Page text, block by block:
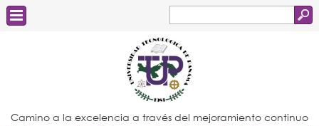
de
búsqueda
Estudiantes
Docentes
Administrativos
Camino a la excelencia a través del mejoramiento continuo